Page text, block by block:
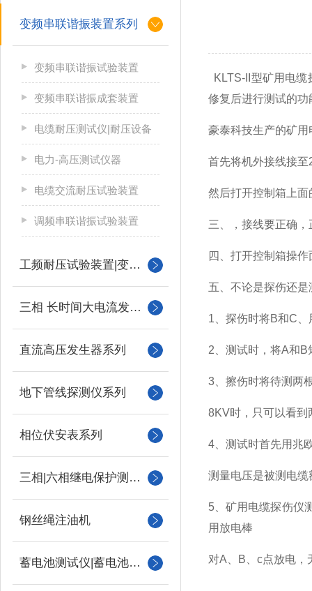
变频串联谐振装置系列
变频串联谐振试验装置
变频串联谐振成套装置
电缆耐压测试仪|耐压设备
电力-高压测试仪器
电缆交流耐压试验装置
调频串联谐振试验装置
工频耐压试验装置|变压器
三相 长时间大电流发生器
直流高压发生器系列
地下管线探测仪系列
相位伏安表系列
三相|六相继电保护测试仪
钢丝绳注油机
蓄电池测试仪|蓄电池充放电测试仪
KLTS-II型矿用电缆
修复后进行测试的
豪泰科技生产的矿
首先将机外接线接
然后打开控制箱上
三、，接线要正确
四、打开控制箱操
五、不论是探伤还
1、探伤时将B和C
2、测试时，将A和
3、擦伤时将待测两
8KV时，只可以看到
4、测试时首先用兆
测量电压是被测电
5、矿用电缆探伤仪
用放电棒
对A、B、c点放电，